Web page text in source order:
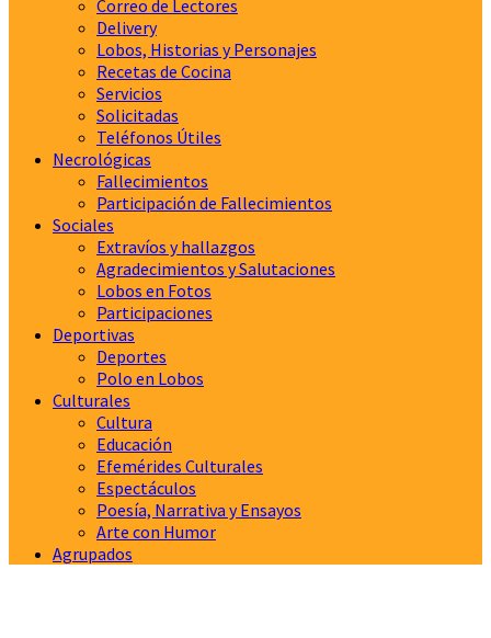
Correo de Lectores
Delivery
Lobos, Historias y Personajes
Recetas de Cocina
Servicios
Solicitadas
Teléfonos Útiles
Necrológicas
Fallecimientos
Participación de Fallecimientos
Sociales
Extravíos y hallazgos
Agradecimientos y Salutaciones
Lobos en Fotos
Participaciones
Deportivas
Deportes
Polo en Lobos
Culturales
Cultura
Educación
Efemérides Culturales
Espectáculos
Poesía, Narrativa y Ensayos
Arte con Humor
Agrupados